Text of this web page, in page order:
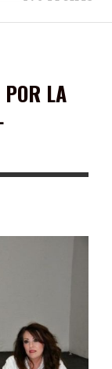
GUADALUPENSES
POR LA